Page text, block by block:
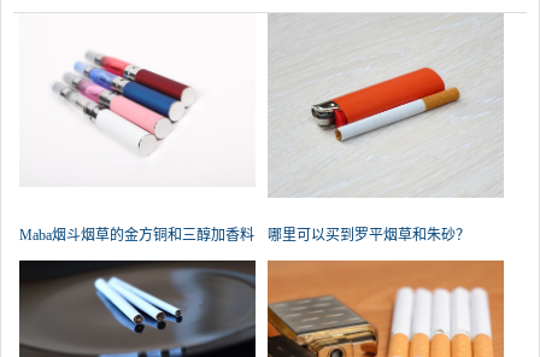
Maba烟斗烟草的金方铜和三醇加香料 哪里可以买到罗平烟草和朱砂？